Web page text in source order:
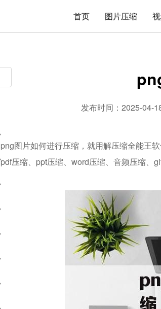
首页 图片压缩
发布时间：2025-04-
png图片如何进行压缩，就用解压缩全能王
pdf压缩、ppt压缩、word压缩、音频压缩、